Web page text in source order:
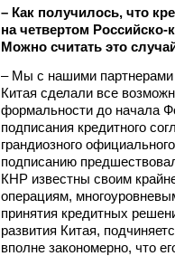
– Как получилось, что
на четвертом
Можно считать это
– Мы с нашими партнерами
Китая сделали все
формальности до начала
подписания кредитного
грандиозного
подписанию
КНР известны своим
операциям,
принятия кредитных
развития Китая,
вполне закономерно, что